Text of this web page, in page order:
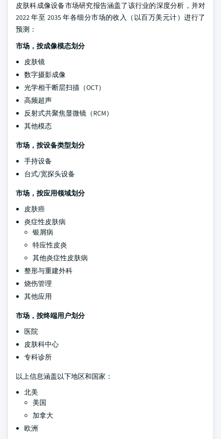
皮肤科成像设备市场研究报告涵盖了该行业的深度分析，并对
2022 年至 2035 年各细分市场的收入（以百万美元计）进行了
预测：
市场，按成像模态划分
皮肤镜
数字摄影成像
光学相干断层扫描（OCT）
高频超声
反射式共聚焦显微镜（RCM）
其他模态
市场，按设备类型划分
手持设备
台式/宽探头设备
市场，按应用领域划分
皮肤癌
炎症性皮肤病
银屑病
特应性皮炎
其他炎症性皮肤病
整形与重建外科
烧伤管理
其他应用
市场，按终端用户划分
医院
皮肤科中心
专科诊所
以上信息涵盖以下地区和国家：
北美
美国
加拿大
欧洲